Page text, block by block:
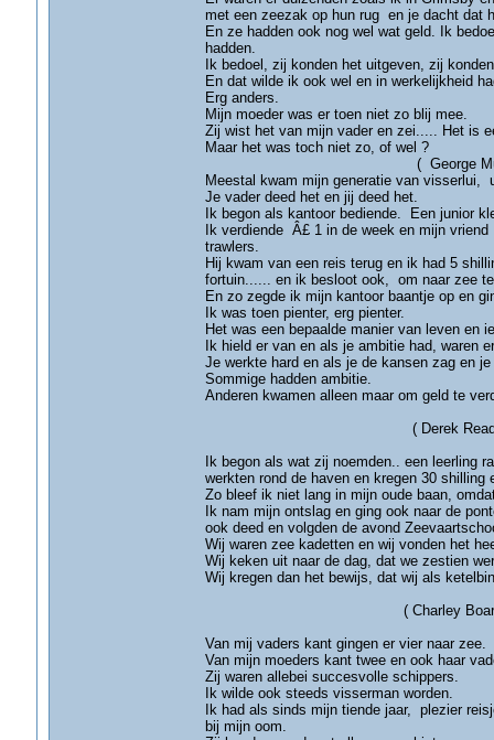
met een zeezak op hun rug en je dacht dat
En ze hadden ook nog wel wat geld. Ik
hadden.
Ik bedoel, zij konden het uitgeven, zij
En dat wilde ik ook wel en in werkelijkheid
Erg anders.
Mijn moeder was er toen niet zo blij mee.
Zij wist het van mijn vader en zei..... Het is
Maar het was toch niet zo, of wel ?
( George Mussell-
Meestal kwam mijn generatie van visserlui,
Je vader deed het en jij deed het.
Ik begon als kantoor bediende. Een junior
Ik verdiende Â£ 1 in de week en mijn
trawlers.
Hij kwam van een reis terug en ik had 5
fortuin...... en ik besloot ook, om naar zee
En zo zegde ik mijn kantoor baantje op en
Ik was toen pienter, erg pienter.
Het was een bepaalde manier van leven en
Ik hield er van en als je ambitie had, waren
Je werkte hard en als je de kansen zag en
Sommige hadden ambitie.
Anderen kwamen alleen maar
( Derek Reader-
Ik begon als wat zij noemden.. een leerling
werkten rond de haven en kregen 30 shilling
Zo bleef ik niet lang in mijn oude baan,
Ik nam mijn ontslag en ging ook naar de
ook deed en volgden de avond
Wij waren zee kadetten en wij vonden het
Wij keken uit naar de dag, dat we zestien
Wij kregen dan het bewijs, dat wij als
( Charley Board-
Van mij vaders kant gingen er vier naar zee.
Van mijn moeders kant twee en ook haar
Zij waren allebei succesvolle schippers.
Ik wilde ook steeds visserman worden.
Ik had als sinds mijn tiende jaar, plezier
bij mijn oom.